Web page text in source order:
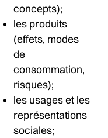
concepts);
les produits
(effets, modes
de
consommation,
risques);
les usages et les
représentations
sociales;